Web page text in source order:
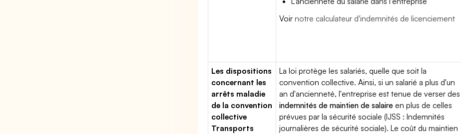
Voirnotre calculateur d'indemnités de licenciement
Les dispositions
concernant les
arrêts maladie
de la convention
collective
Transports
La loi protège les salariés, quelle que soit la
convention collective. Ainsi, si un salarié a plus d'un
an d'ancienneté, l'entreprise est tenue de verser des
indemnités de maintien de salaire en plus de celles
prévues par la sécurité sociale (IJSS : Indemnités
journalières de sécurité sociale). Le coût du maintien